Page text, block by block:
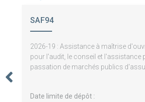
SAF94
2026-19 : Assistance à maîtrise
pour l'audit, le conseil et l'assistance
passation de marchés publics
Date limite de dépôt :